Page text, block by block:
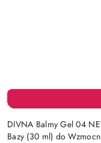
DIVNA Balmy Gel 04
Bazy (30 ml) do